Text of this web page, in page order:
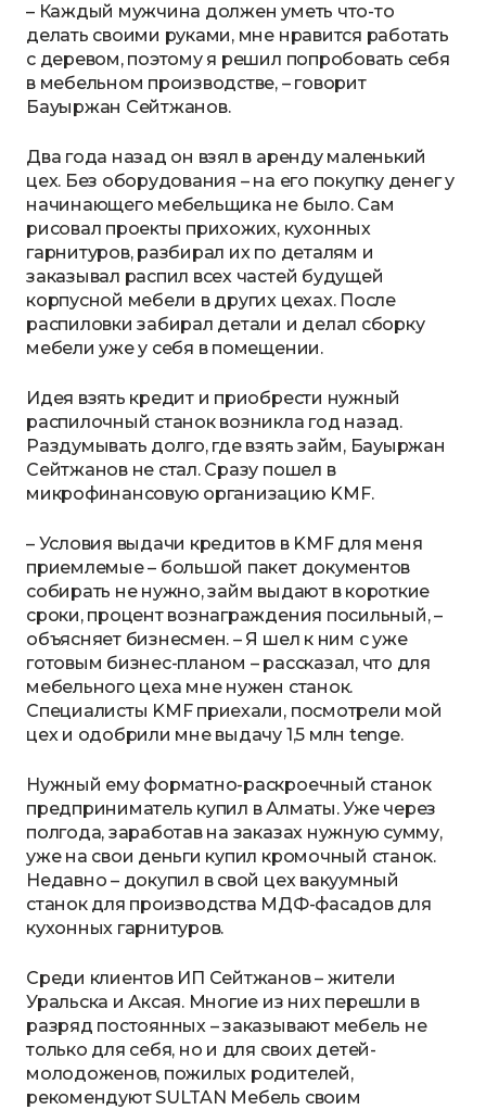
– Каждый мужчина должен уметь что-то
делать своими руками, мне нравится работать
с деревом, поэтому я решил попробовать себя
в мебельном производстве, – говорит
Бауыржан Сейтжанов.
Два года назад он взял в аренду маленький
цех. Без оборудования – на его покупку денег у
начинающего мебельщика не было. Сам
рисовал проекты прихожих, кухонных
гарнитуров, разбирал их по деталям и
заказывал распил всех частей будущей
корпусной мебели в других цехах. После
распиловки забирал детали и делал сборку
мебели уже у себя в помещении.
Идея взять кредит и приобрести нужный
распилочный станок возникла год назад.
Раздумывать долго, где взять займ, Бауыржан
Сейтжанов не стал. Сразу пошел в
микрофинансовую организацию KMF.
– Условия выдачи кредитов в KMF для меня
приемлемые – большой пакет документов
собирать не нужно, займ выдают в короткие
сроки, процент вознаграждения посильный, –
объясняет бизнесмен. – Я шел к ним с уже
готовым бизнес-планом – рассказал, что для
мебельного цеха мне нужен станок.
Специалисты KMF приехали, посмотрели мой
цех и одобрили мне выдачу 1,5 млн tenge.
Нужный ему форматно-раскроечный станок
предприниматель купил в Алматы. Уже через
полгода, заработав на заказах нужную сумму,
уже на свои деньги купил кромочный станок.
Недавно – докупил в свой цех вакуумный
станок для производства МДФ-фасадов для
кухонных гарнитуров.
Среди клиентов ИП Сейтжанов – жители
Уральска и Аксая. Многие из них перешли в
разряд постоянных – заказывают мебель не
только для себя, но и для своих детей-
молодоженов, пожилых родителей,
рекомендуют SULTAN Мебель своим